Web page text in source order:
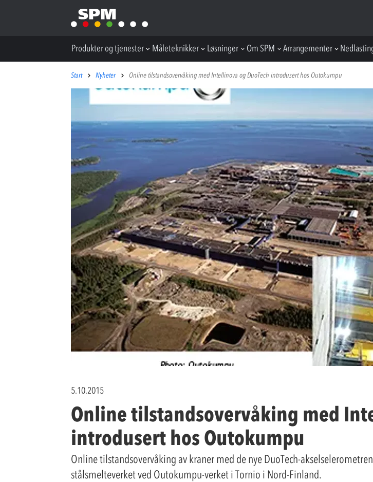
Produkter og tjenester Måleteknikker Løsninger Om SPM Arrangementer
Start Nyheter Online tilstandsovervåking med Intellinova og DuoTech introdusert hos Outokumpu
5.10.2015
Online tilstandsovervåking med
introdusert hos Outokumpu
Online tilstandsovervåking av kraner med de nye DuoTech-
stålsmelteverket ved Outokumpu-verket i Tornio i Nord-Finland.